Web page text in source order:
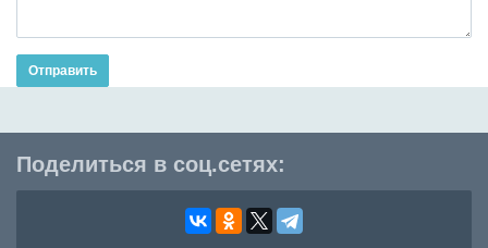
Отправить
Поделиться в соц.сетях: